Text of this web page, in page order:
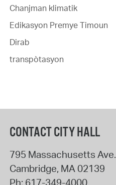
Chanjman klimatik
Edikasyon Premye Timoun
Dirab
transpòtasyon
CONTACT CITY HALL
795 Massachusetts Ave.
Cambridge, MA02139
Ph: 617-349-4000